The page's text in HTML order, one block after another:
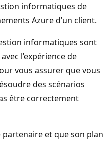
informatiques de
Azure d’un client.
informatiques sont
l’expérience de
vous assurer que vous
des scénarios
être correctement
partenaire et que son plan